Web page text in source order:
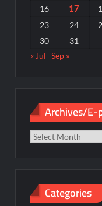
16
17
23 24
30
31
« Jul Sep »
Archives/E-
Categories